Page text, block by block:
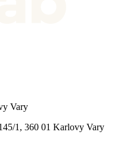
Vary
1, 360 01 Karlovy Vary